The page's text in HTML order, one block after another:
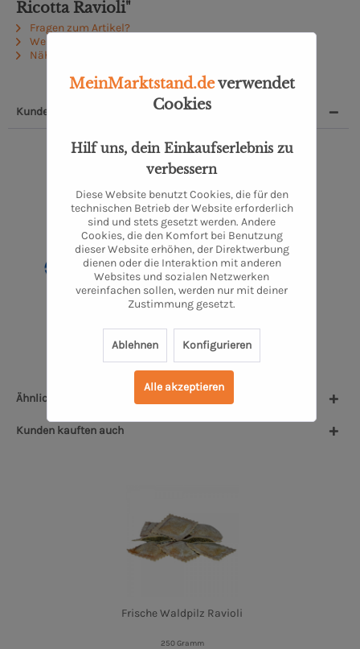
Ricotta Ravioli"
Fragen zum Artikel?
Weitere Artikel von Moin Delikatessen
Näheres zum Produzenten
Kunden, die dieses Produkt kauften, kauften auch:
Tomaten-Knobi-Pesto
4,50 €
Ähnliche Artikel
Kunden kauften auch
Frische Waldpilz Ravioli
250 Gramm
MeinMarktstand.deverwendet
Cookies
Hilf uns, dein Einkaufserlebnis zu
verbessern
Diese Website benutzt Cookies, die für den
technischen Betrieb der Website erforderlich
sind und stets gesetzt werden. Andere
Cookies, die den Komfort bei Benutzung
dieser Website erhöhen, der Direktwerbung
dienen oder die Interaktion mit anderen
Websites und sozialen Netzwerken
vereinfachen sollen, werden nur mit deiner
Zustimmung gesetzt.
Ablehnen Konfigurieren
Alle akzeptieren